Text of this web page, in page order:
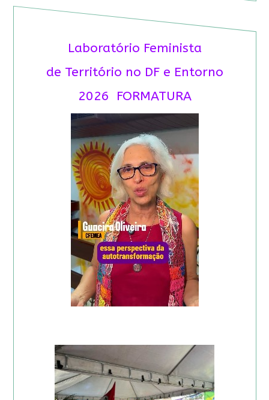
Laboratório Feminista
de Território no DF e Entorno
2026 FORMATURA